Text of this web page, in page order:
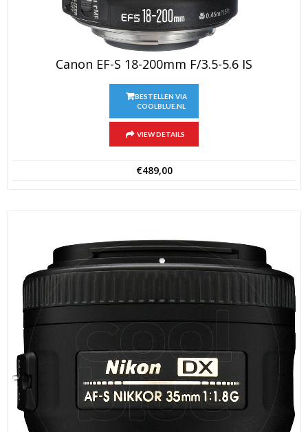
Canon EF-S 18-200mm F/3.5-5.6 IS
BESTELLEN VIA
COOLBLUE.NL
VIEW DETAILS
€489,00